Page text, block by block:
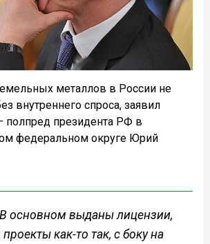
металлов в России не
внутреннего спроса, заявил
полпред президента РФ в
федеральном округе Юрий
основном выданы лицензии,
проекты как-то так, с боку на